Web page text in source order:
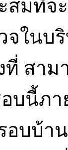
สมที่
จในบ
ที่ สา
บนี้ภ
อบบ้